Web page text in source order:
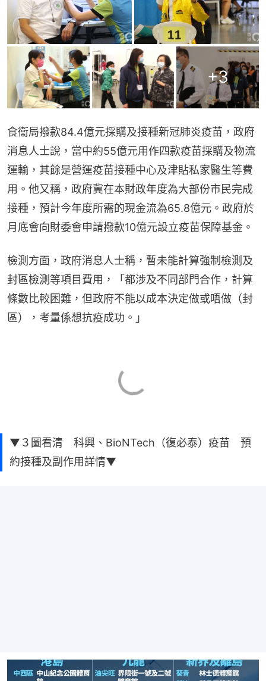
+3
食衞局撥款84.4億元採購及接種新冠肺炎疫苗，政府
消息人士說，當中約55億元用作四款疫苗採購及物流
運輸，其餘是營運疫苗接種中心及津貼私家醫生等費
用。他又稱，政府冀在本財政年度為大部份市民完成
接種，預計今年度所需的現金流為65.8億元。政府於
月底會向財委會申請撥款10億元設立疫苗保障基金。
檢測方面，政府消息人士稱，暫未能計算強制檢測及
封區檢測等項目費用，「都涉及不同部門合作，計算
條數比較困難，但政府不能以成本決定做或唔做（封
區），考量係想抗疫成功。」
▼３圖看清 科興、BioNTech（復必泰）疫苗 預
約接種及副作用詳情▼